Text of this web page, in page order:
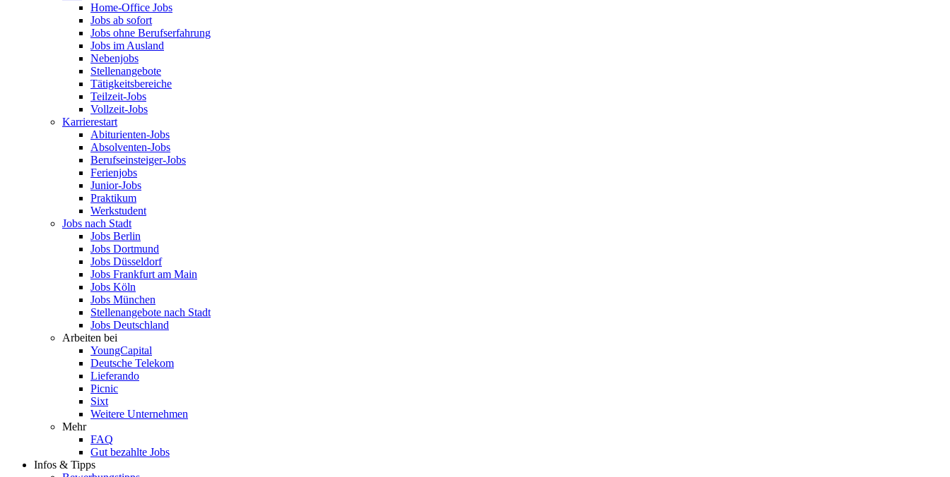
Home-Office Jobs
Jobs ab sofort
Jobs ohne Berufserfahrung
Jobs im Ausland
Nebenjobs
Stellenangebote
Tätigkeitsbereiche
Teilzeit-Jobs
Vollzeit-Jobs
Karrierestart
Abiturienten-Jobs
Absolventen-Jobs
Berufseinsteiger-Jobs
Ferienjobs
Junior-Jobs
Praktikum
Werkstudent
Jobs nach Stadt
Jobs Berlin
Jobs Dortmund
Jobs Düsseldorf
Jobs Frankfurt am Main
Jobs Köln
Jobs München
Stellenangebote nach Stadt
Jobs Deutschland
Arbeiten bei
YoungCapital
Deutsche Telekom
Lieferando
Picnic
Sixt
Weitere Unternehmen
Mehr
FAQ
Gut bezahlte Jobs
Infos & Tipps